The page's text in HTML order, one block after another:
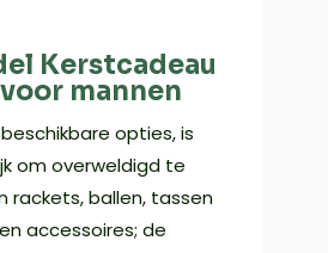
Kerstcadeau
mannen
opties, is
om overweldigd te
rackets, ballen, tassen
accessoires; de